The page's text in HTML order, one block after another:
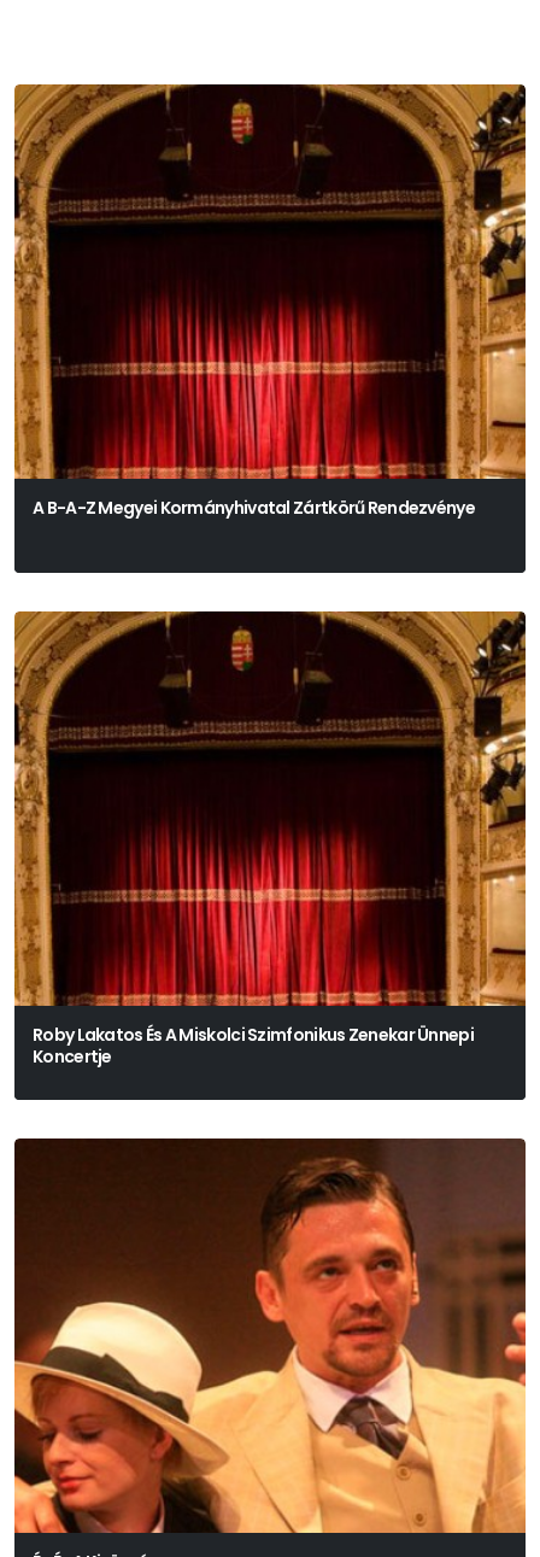
A B-A-Z Megyei Kormányhivatal Zártkörű Rendezvénye
Roby Lakatos És A Miskolci Szimfonikus Zenekar Ünnepi
Koncertje